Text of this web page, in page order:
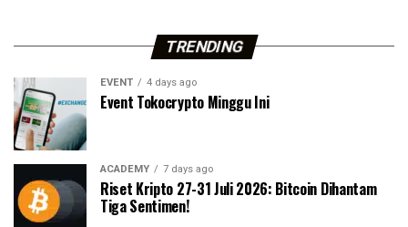
TRENDING
EVENT 4 days ago
Event Tokocrypto Minggu Ini
ACADEMY 7 days ago
Riset Kripto 27-31 Juli 2026: Bitcoin Dihantam
Tiga Sentimen!